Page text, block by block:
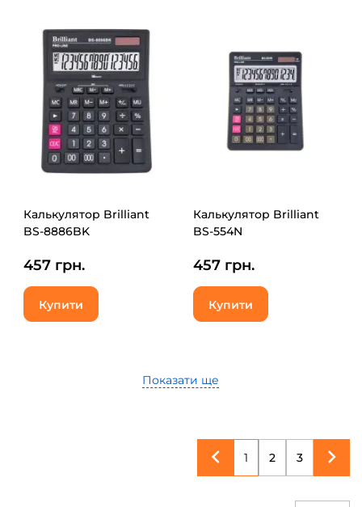
Калькулятор Brilliant
BS-8886BK
457 грн.
Купити
Калькулятор Brilliant
BS-554N
457 грн.
Купити
Показати ще
1 2 3